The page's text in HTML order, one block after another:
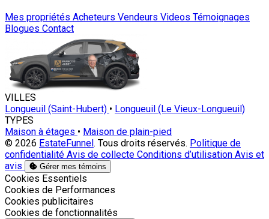
Mes propriétés Acheteurs Vendeurs Videos Témoignages
Blogues Contact
VILLES
Longueuil (Saint-Hubert) • Longueuil (Le Vieux-Longueuil)
TYPES
Maison à étages • Maison de plain-pied
© 2026 EstateFunnel. Tous droits réservés. Politique de
confidentialité Avis de collecte Conditions d’utilisation Avis et
avis
Gérer mes témoins
Activer
Cookies Essentiels
Activer
Cookies de Performances
Activer
Cookies publicitaires
Activer
Cookies de fonctionnalités